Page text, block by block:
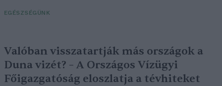
EGÉSZSÉGÜNK
Valóban visszatartják más országok a
Duna vizét? – A Országos Vízügyi
Főigazgatóság eloszlatja a tévhiteket